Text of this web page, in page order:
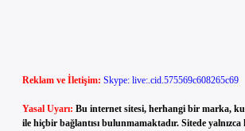
Reklam ve İletişim: Skype: live:.cid.575569c608265c69
Yasal Uyarı: Bu internet sitesi, herhangi bir marka,
ile hiçbir bağlantısı bulunmamaktadır. Sitede yalnızca